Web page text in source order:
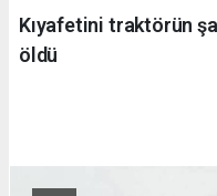
Kıyafetini traktörün
öldü